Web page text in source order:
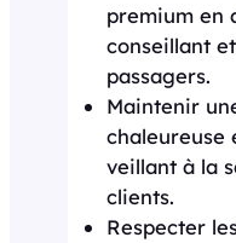
premium en
conseillant
passagers.
Maintenir
chaleureuse
veillant à la
clients.
Respecter